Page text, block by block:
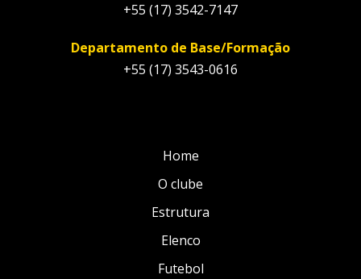
+55 (17) 3542-7147
Departamento de Base/Formação
+55 (17) 3543-0616
Home
O clube
Estrutura
Elenco
Futebol